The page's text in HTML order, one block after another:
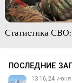
Статистика СВО:
ПОСЛЕДНИЕ
13:16, 24 июня